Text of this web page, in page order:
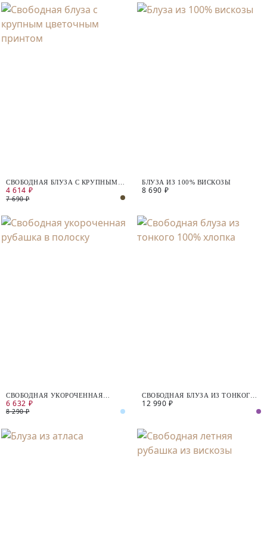
СВОБОДНАЯ БЛУЗА С КРУПНЫМ
ЦВЕТОЧНЫМ ПРИНТОМ
4 614 ₽
7 690 ₽
БЛУЗА ИЗ 100% ВИСКОЗЫ
8 690 ₽
СВОБОДНАЯ УКОРОЧЕННАЯ
РУБАШКА В ПОЛОСКУ
6 632 ₽
8 290 ₽
СВОБОДНАЯ БЛУЗА ИЗ ТОНКОГО
100% ХЛОПКА
12 990 ₽